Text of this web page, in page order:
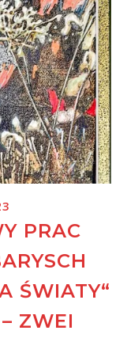
PRAC
ŚWIATY“
ZWEI